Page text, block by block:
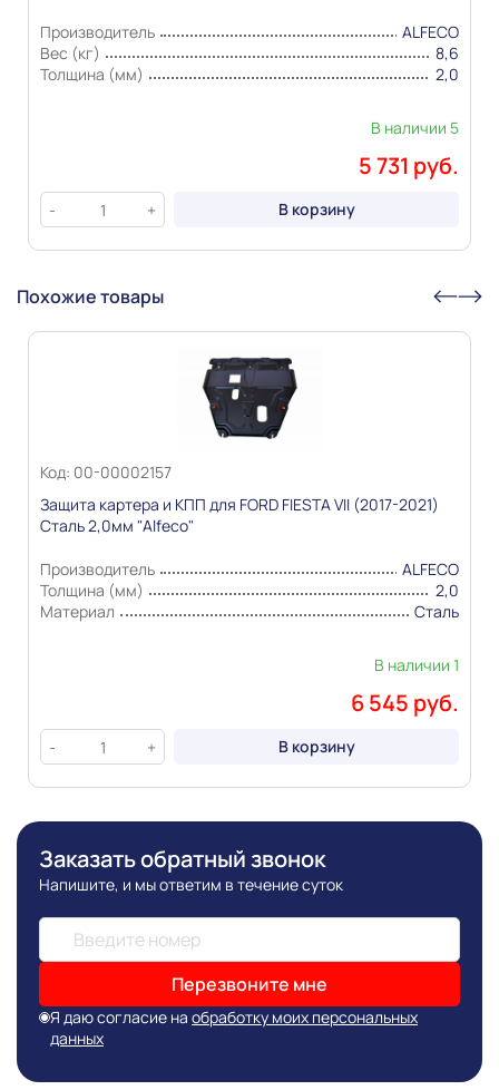
Производитель
ALFECO
Вес (кг)
8,6
Толщина (мм)
2,0
В наличии 5
5 731 руб.
- + В корзину
Похожие товары
Код: 00-00002157
Защита картера и КПП для FORD FIESTA VII (2017-2021)
Сталь 2,0мм "Alfeco"
Производитель
ALFECO
Толщина (мм)
2,0
Материал
Сталь
В наличии 1
6 545 руб.
- + В корзину
Заказать обратный звонок
Напишите, и мы ответим в течение суток
Перезвоните мне
Я даю согласие на обработку моих персональных
данных